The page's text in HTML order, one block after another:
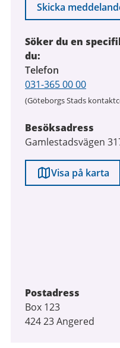
Skicka
Söker du en
du:
Telefon
031-365 00 00
(Göteborgs Stads
Besöksadress
Gamlestadsvägen
Visa på karta
Postadress
Box 123
424 23 Angered